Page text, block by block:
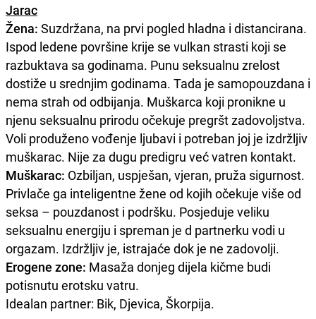
Jarac
Žena: Suzdržana, na prvi pogled hladna i distancirana.
Ispod ledene površine krije se vulkan strasti koji se
razbuktava sa godinama. Punu seksualnu zrelost
dostiže u srednjim godinama. Tada je samopouzdana i
nema strah od odbijanja. Muškarca koji pronikne u
njenu seksualnu prirodu očekuje pregršt zadovoljstva.
Voli produženo vođenje ljubavi i potreban joj je izdržljiv
muškarac. Nije za dugu predigru već vatren kontakt.
Muškarac: Ozbiljan, uspješan, vjeran, pruža sigurnost.
Privlače ga inteligentne žene od kojih očekuje više od
seksa – pouzdanost i podršku. Posjeduje veliku
seksualnu energiju i spreman je d partnerku vodi u
orgazam. Izdržljiv je, istrajaće dok je ne zadovolji.
Erogene zone: Masaža donjeg dijela kičme budi
potisnutu erotsku vatru.
Idealan partner: Bik, Djevica, Škorpija.